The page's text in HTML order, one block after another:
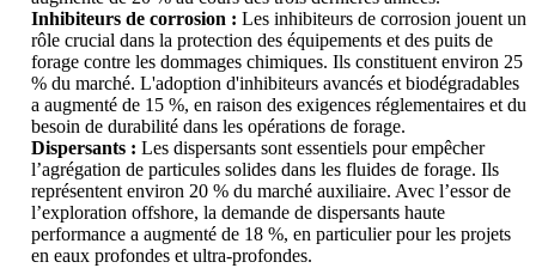
Inhibiteurs de corrosion : Les inhibiteurs de corrosion jouent un
rôle crucial dans la protection des équipements et des puits de
forage contre les dommages chimiques. Ils constituent environ 25
% du marché. L'adoption d'inhibiteurs avancés et biodégradables
a augmenté de 15 %, en raison des exigences réglementaires et du
besoin de durabilité dans les opérations de forage.
Dispersants : Les dispersants sont essentiels pour empêcher
l’agrégation de particules solides dans les fluides de forage. Ils
représentent environ 20 % du marché auxiliaire. Avec l’essor de
l’exploration offshore, la demande de dispersants haute
performance a augmenté de 18 %, en particulier pour les projets
en eaux profondes et ultra-profondes.